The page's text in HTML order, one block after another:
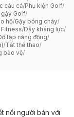
câu cá/Phụ kiện Golf/
gậy Golf/
hộ/Gậy bóng chày/
Fitness/Dây kháng lực/
tập năng động/
/Tất thể thao/
bảo vệ/
nối người bán với